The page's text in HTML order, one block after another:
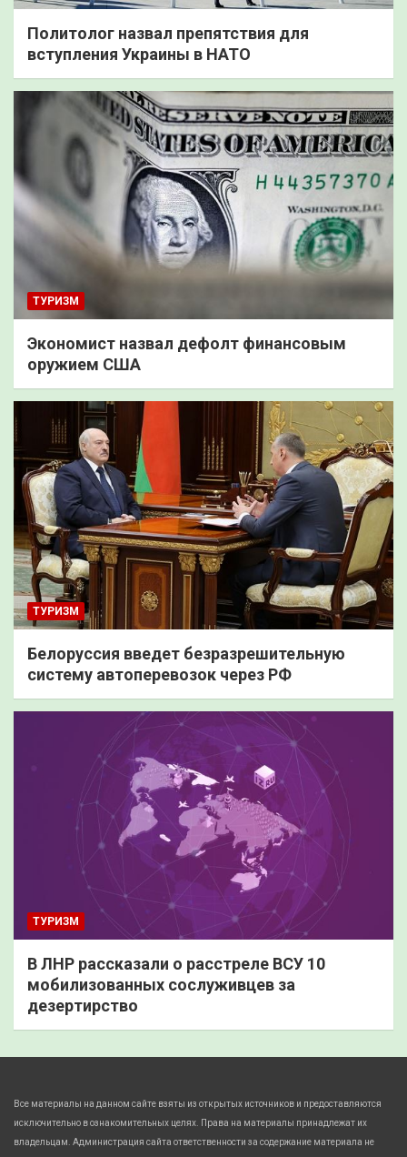
Политолог назвал препятствия для
вступления Украины в НАТО
ТУРИЗМ
Экономист назвал дефолт финансовым
оружием США
ТУРИЗМ
Белоруссия введет безразрешительную
систему автоперевозок через РФ
ТУРИЗМ
В ЛНР рассказали о расстреле ВСУ 10
мобилизованных сослуживцев за
дезертирство
Все материалы на данном сайте взяты из открытых источников и предоставляются
исключительно в ознакомительных целях. Права на материалы принадлежат их
владельцам. Администрация сайта ответственности за содержание материала не